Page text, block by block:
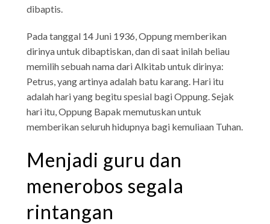
dibaptis.
Pada tanggal 14 Juni 1936, Oppung memberikan
dirinya untuk dibaptiskan, dan di saat inilah beliau
memilih sebuah nama dari Alkitab untuk dirinya:
Petrus, yang artinya adalah batu karang. Hari itu
adalah hari yang begitu spesial bagi Oppung. Sejak
hari itu, Oppung Bapak memutuskan untuk
memberikan seluruh hidupnya bagi kemuliaan Tuhan.
Menjadi guru dan
menerobos segala
rintangan